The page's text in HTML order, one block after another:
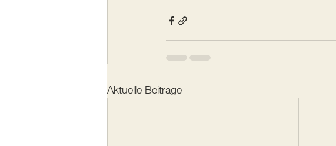
Aktuelle Beiträge